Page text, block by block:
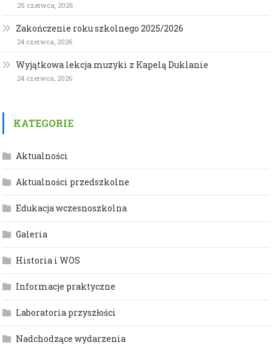
25 czerwca, 2026
Zakończenie roku szkolnego 2025/2026
24 czerwca, 2026
Wyjątkowa lekcja muzyki z Kapelą Duklanie
24 czerwca, 2026
KATEGORIE
Aktualności
Aktualności przedszkolne
Edukacja wczesnoszkolna
Galeria
Historia i WOS
Informacje praktyczne
Laboratoria przyszłości
Nadchodzące wydarzenia